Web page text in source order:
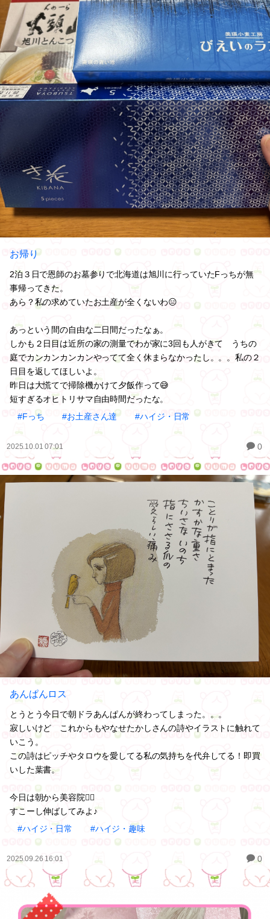
お帰り
2泊３日で恩師のお墓参りで北海道は旭川に行っていたFっちが無
事帰ってきた。
あら？私の求めていたお土産が全くないわ😑
あっという間の自由な二日間だったなぁ。
しかも２日目は近所の家の測量でわが家に3回も人がきて うちの
庭でカンカンカンカンやってて全く休まらなかったし。。。私の２
日目を返してほしいよ。
昨日は大慌てで掃除機かけて夕飯作って😅
短すぎるオヒトリサマ自由時間だったな。
#Fっち
#お土産さん達 #ハイジ・日常
2025.10.01 07:01 0
あんぱんロス
とうとう今日で朝ドラあんぱんが終わってしまった。。。
寂しいけど これからもやなせたかしさんの詩やイラストに触れて
いこう。
この詩はピッチやタロウを愛してる私の気持ちを代弁してる！即買
いした葉書。
今日は朝から美容院💇‍♀️
すこーし伸ばしてみよ♪
#ハイジ・日常
#ハイジ・趣味
2025.09.26 16:01 0